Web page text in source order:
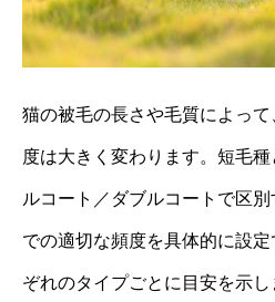
猫の被毛の長さや毛質によっ
度は大きく変わります。短毛
ルコート／ダブルコートで区
での適切な頻度を具体的に設
ぞれのタイプごとに目安を示し